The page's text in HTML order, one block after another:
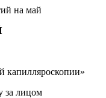
на май
капилляроскопии»
за лицом